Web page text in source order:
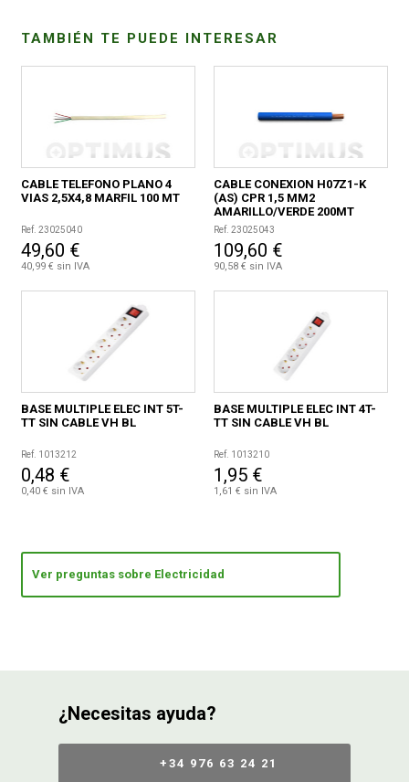
TAMBIÉN TE PUEDE INTERESAR
CABLE TELEFONO PLANO 4
VIAS 2,5X4,8 MARFIL 100 MT
Ref. 23025040
49,60 €
40,99 € sin IVA
CABLE CONEXION H07Z1-K
(AS) CPR 1,5 MM2
AMARILLO/VERDE 200MT
Ref. 23025043
109,60 €
90,58 € sin IVA
BASE MULTIPLE ELEC INT 5T-
TT SIN CABLE VH BL
Ref. 1013212
0,48 €
0,40 € sin IVA
BASE MULTIPLE ELEC INT 4T-
TT SIN CABLE VH BL
Ref. 1013210
1,95 €
1,61 € sin IVA
Ver preguntas sobre Electricidad
¿Necesitas ayuda?
+34 976 63 24 21